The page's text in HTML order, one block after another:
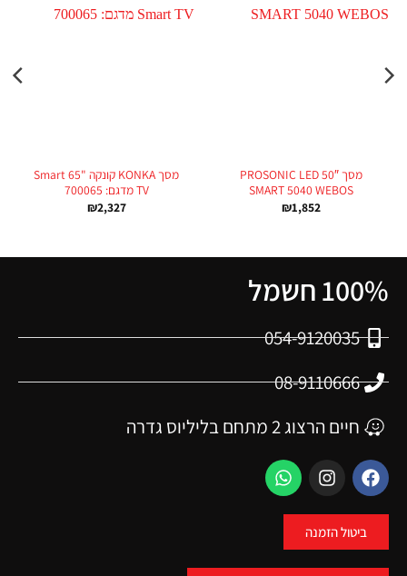
מסך 50″ PROSONIC LED
SMART 5040 WEBOS
₪1,852
מסך KONKA קונקה "65 Smart
TV מדגם: 700065
₪2,327
100% חשמל
054-9120035
08-9110666
חיים הרצוג 2 מתחם בליליוס גדרה
ביטול הזמנה